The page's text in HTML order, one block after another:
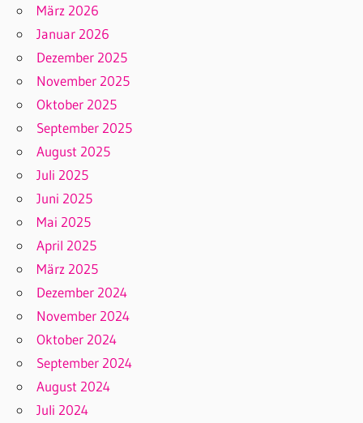
März 2026
Januar 2026
Dezember 2025
November 2025
Oktober 2025
September 2025
August 2025
Juli 2025
Juni 2025
Mai 2025
April 2025
März 2025
Dezember 2024
November 2024
Oktober 2024
September 2024
August 2024
Juli 2024